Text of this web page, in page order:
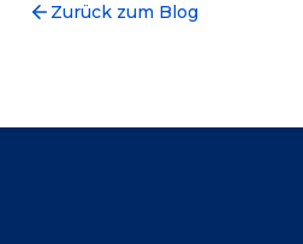
Zurück zum Blog